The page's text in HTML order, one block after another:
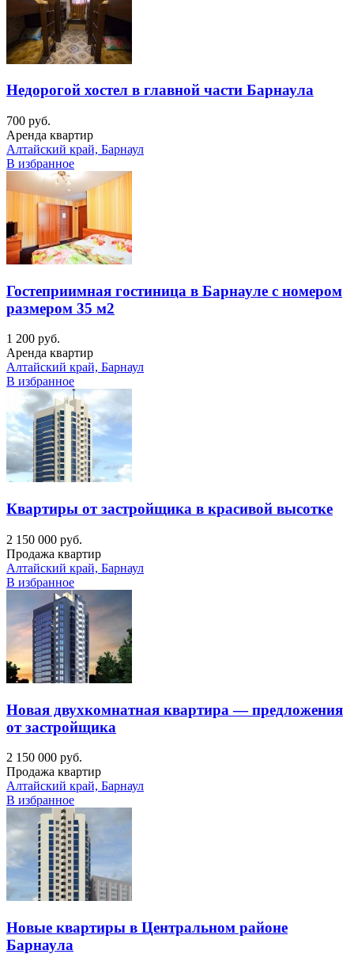
Недорогой хостел в главной части Барнаула
700 руб.
Аренда квартир
Алтайский край, Барнаул
В избранное
Гостеприимная гостиница в Барнауле с номером
размером 35 м2
1 200 руб.
Аренда квартир
Алтайский край, Барнаул
В избранное
Квартиры от застройщика в красивой высотке
2 150 000 руб.
Продажа квартир
Алтайский край, Барнаул
В избранное
Новая двухкомнатная квартира — предложения
от застройщика
2 150 000 руб.
Продажа квартир
Алтайский край, Барнаул
В избранное
Новые квартиры в Центральном районе
Барнаула